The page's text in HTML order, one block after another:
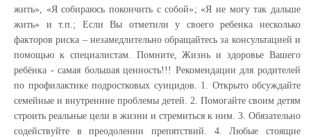
жить», «Я собираюсь покончить с собой»; «Я не могу так дальше
жить» и т.п.; Если Вы отметили у своего ребенка несколько
факторов риска – незамедлительно обращайтесь за консультацией и
помощью к специалистам. Помните, Жизнь и здоровье Вашего
ребёнка - самая большая ценность!!! Рекомендации для родителей
по профилактике подростковых суицидов. 1. Открыто обсуждайте
семейные и внутренние проблемы детей. 2. Помогайте своим детям
строить реальные цели в жизни и стремиться к ним. 3. Обязательно
содействуйте в преодолении препятствий. 4. Любые стоящие